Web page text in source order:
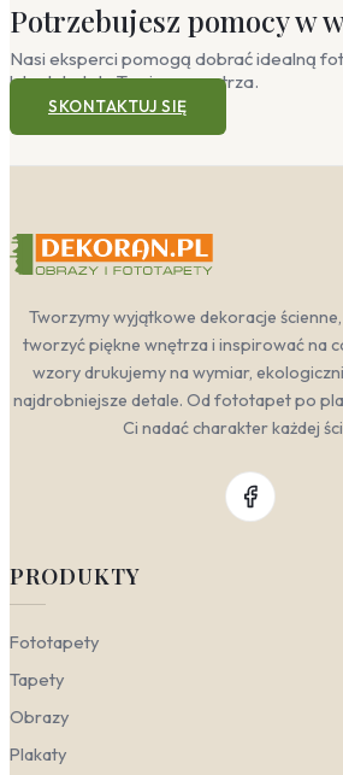
Potrzebujesz pomocy w
Nasi eksperci pomogą dobrać idealną
lub plakat do Twojego wnętrza.
SKONTAKTUJ SIĘ
Tworzymy wyjątkowe dekoracje
tworzyć piękne wnętrza i inspirować na
wzory drukujemy na wymiar,
najdrobniejsze detale. Od fototapet po
Ci nadać charakter każdej
PRODUKTY
Fototapety
Tapety
Obrazy
Plakaty